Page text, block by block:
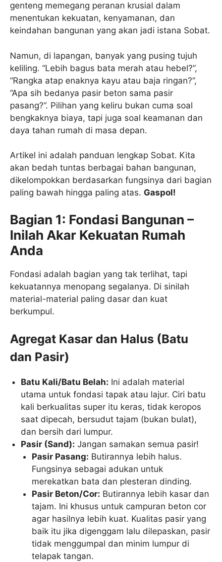
genteng memegang peranan krusial dalam
menentukan kekuatan, kenyamanan, dan
keindahan bangunan yang akan jadi istana Sobat.
Namun, di lapangan, banyak yang pusing tujuh
keliling. “Lebih bagus bata merah atau hebel?”,
“Rangka atap enaknya kayu atau baja ringan?”,
“Apa sih bedanya pasir beton sama pasir
pasang?”. Pilihan yang keliru bukan cuma soal
bengkaknya biaya, tapi juga soal keamanan dan
daya tahan rumah di masa depan.
Artikel ini adalah panduan lengkap Sobat. Kita
akan bedah tuntas berbagai bahan bangunan,
dikelompokkan berdasarkan fungsinya dari bagian
paling bawah hingga paling atas. Gaspol!
Bagian 1: Fondasi Bangunan –
Inilah Akar Kekuatan Rumah
Anda
Fondasi adalah bagian yang tak terlihat, tapi
kekuatannya menopang segalanya. Di sinilah
material-material paling dasar dan kuat
berkumpul.
Agregat Kasar dan Halus (Batu
dan Pasir)
Batu Kali/Batu Belah: Ini adalah material
utama untuk fondasi tapak atau lajur. Ciri batu
kali berkualitas super itu keras, tidak keropos
saat dipecah, bersudut tajam (bukan bulat),
dan bersih dari lumpur.
Pasir (Sand): Jangan samakan semua pasir!
Pasir Pasang: Butirannya lebih halus.
Fungsinya sebagai adukan untuk
merekatkan bata dan plesteran dinding.
Pasir Beton/Cor: Butirannya lebih kasar dan
tajam. Ini khusus untuk campuran beton cor
agar hasilnya lebih kuat. Kualitas pasir yang
baik itu jika digenggam lalu dilepaskan, pasir
tidak menggumpal dan minim lumpur di
telapak tangan.